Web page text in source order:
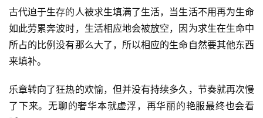
古代迫于生存的人被求生填满了生活，当生活不用再为生命
如此劳累奔波时，生活相应地会被放空，因为求生在生命中
所占的比例没有那么大了，所以相应的生命自然要其他东西
来填补。
乐章转向了狂热的欢愉，但并没有持续多久，节奏就再次慢
了下来。无聊的奢华本就虚浮，再华丽的艳服最终也会看